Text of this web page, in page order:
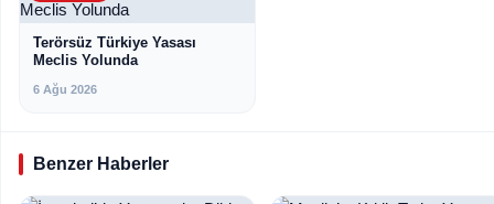
Terörsüz Türkiye Yasası
Meclis Yolunda
6 Ağu 2026
Benzer Haberler